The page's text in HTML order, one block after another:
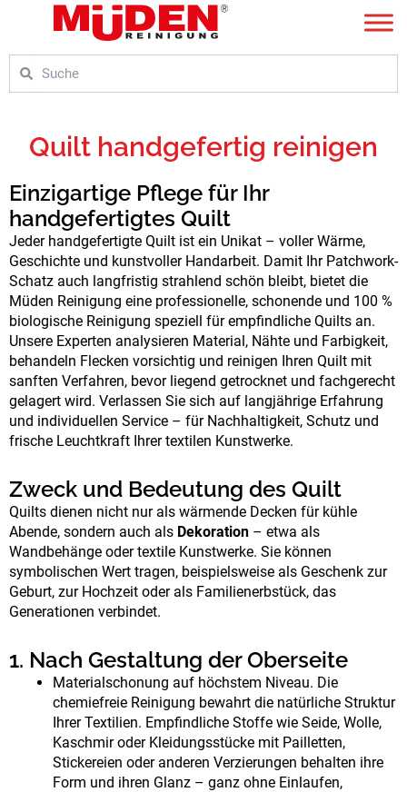
Quilt handgefertig reinigen
Einzigartige Pflege für Ihr
handgefertigtes Quilt
Jeder handgefertigte Quilt ist ein Unikat – voller Wärme,
Geschichte und kunstvoller Handarbeit. Damit Ihr Patchwork-
Schatz auch langfristig strahlend schön bleibt, bietet die
Müden Reinigung eine professionelle, schonende und 100 %
biologische Reinigung speziell für empfindliche Quilts an.
Unsere Experten analysieren Material, Nähte und Farbigkeit,
behandeln Flecken vorsichtig und reinigen Ihren Quilt mit
sanften Verfahren, bevor liegend getrocknet und fachgerecht
gelagert wird. Verlassen Sie sich auf langjährige Erfahrung
und individuellen Service – für Nachhaltigkeit, Schutz und
frische Leuchtkraft Ihrer textilen Kunstwerke.
Zweck und Bedeutung des Quilt
Quilts dienen nicht nur als wärmende Decken für kühle
Abende, sondern auch als Dekoration – etwa als
Wandbehänge oder textile Kunstwerke. Sie können
symbolischen Wert tragen, beispielsweise als Geschenk zur
Geburt, zur Hochzeit oder als Familienerbstück, das
Generationen verbindet.
1. Nach Gestaltung der Oberseite
Materialschonung auf höchstem Niveau. Die
chemiefreie Reinigung bewahrt die natürliche Struktur
Ihrer Textilien. Empfindliche Stoffe wie Seide, Wolle,
Kaschmir oder Kleidungsstücke mit Pailletten,
Stickereien oder anderen Verzierungen behalten ihre
Form und ihren Glanz – ganz ohne Einlaufen,